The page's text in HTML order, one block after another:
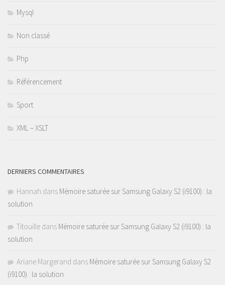
Mysql
Non classé
Php
Référencement
Sport
XML – XSLT
DERNIERS COMMENTAIRES
Hannah dans Mémoire saturée sur Samsung Galaxy S2 (i9100) : la
solution
Titouille dans Mémoire saturée sur Samsung Galaxy S2 (i9100) : la
solution
Ariane Margerand dans Mémoire saturée sur Samsung Galaxy S2
(i9100) : la solution